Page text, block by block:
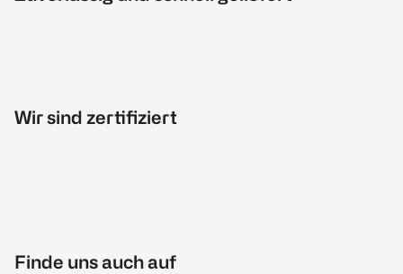
Wir sind zertifiziert
Finde uns auch auf